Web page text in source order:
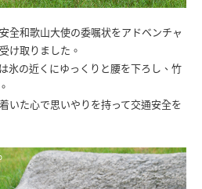
全和歌山大使の委嘱状をアドベンチャ
け取りました。
氷の近くにゆっくりと腰を下ろし、竹
いた心で思いやりを持って交通安全を